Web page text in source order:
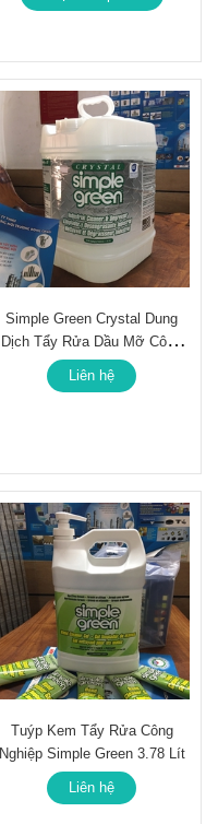
Simple Green Crystal Dung
Dịch Tẩy Rửa Dầu Mỡ Công
Nghiệp
Liên hệ
Tuýp Kem Tẩy Rửa Công
Nghiệp Simple Green 3.78 Lít
Liên hệ